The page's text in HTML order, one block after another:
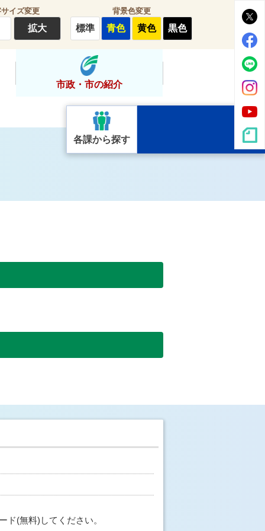
イズ変更
拡大
背景色変更
標準 青色 黄色 黒色
市政・市の紹介
各課から探す
ド(無料)してください。